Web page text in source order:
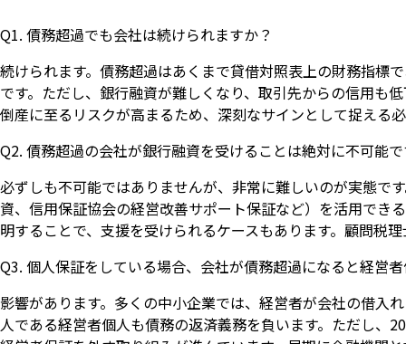
Q1. 債務超過でも会社は続けられますか？
続けられます。債務超過はあくまで貸借対照表上の財務指標
です。ただし、銀行融資が難しくなり、取引先からの信用も
倒産に至るリスクが高まるため、深刻なサインとして捉える
Q2. 債務超過の会社が銀行融資を受けることは絶対に不可能
必ずしも不可能ではありませんが、非常に難しいのが実態で
資、信用保証協会の経営改善サポート保証など）を活用でき
明することで、支援を受けられるケースもあります。顧問税
Q3. 個人保証をしている場合、会社が債務超過になると経営
影響があります。多くの中小企業では、経営者が会社の借入
人である経営者個人も債務の返済義務を負います。ただし、